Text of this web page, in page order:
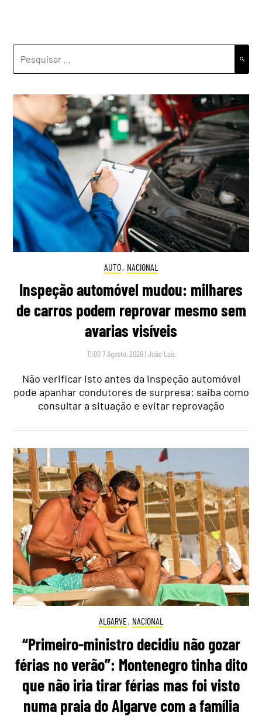
AUTO, NACIONAL
Inspeção automóvel mudou: milhares
de carros podem reprovar mesmo sem
avarias visíveis
11:00 7 Agosto, 2026 |João Luís
Não verificar isto antes da inspeção automóvel
pode apanhar condutores de surpresa: saiba como
consultar a situação e evitar reprovação
ALGARVE, NACIONAL
“Primeiro-ministro decidiu não gozar
férias no verão”: Montenegro tinha dito
que não iria tirar férias mas foi visto
numa praia do Algarve com a família